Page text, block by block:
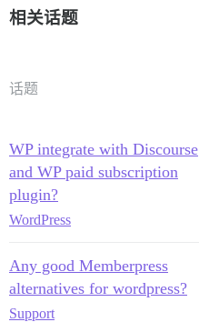
相关话题
话题
WP integrate with Discourse
and WP paid subscription
plugin?
WordPress
Any good Memberpress
alternatives for wordpress?
Support